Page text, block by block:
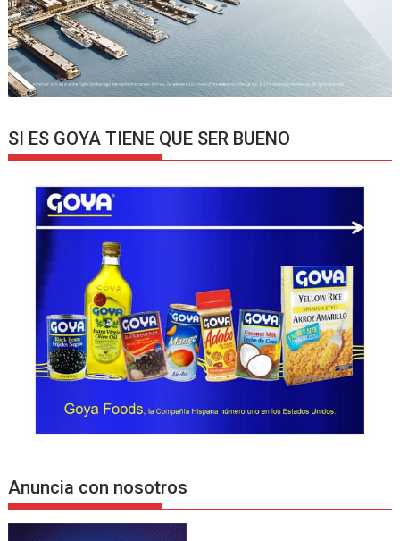
SI ES GOYA TIENE QUE SER BUENO
Anuncia con nosotros